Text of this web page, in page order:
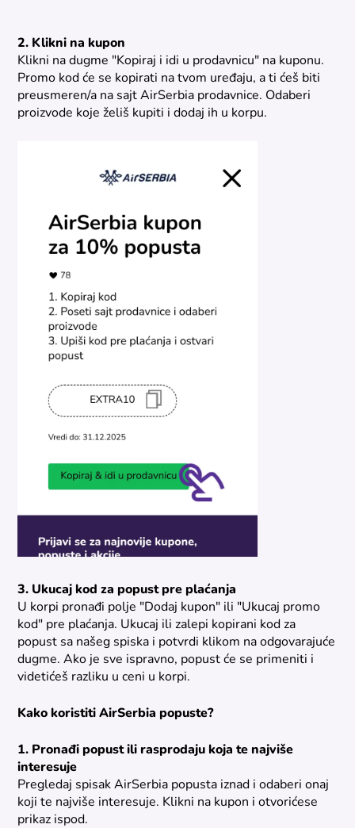
2. Klikni na kupon
Klikni na dugme "Kopiraj i idi u prodavnicu" na kuponu.
Promo kod će se kopirati na tvom uređaju, a ti ćeš biti
preusmeren/a na sajt AirSerbia prodavnice. Odaberi
proizvode koje želiš kupiti i dodaj ih u korpu.
3. Ukucaj kod za popust pre plaćanja
U korpi pronađi polje "Dodaj kupon" ili "Ukucaj promo
kod" pre plaćanja. Ukucaj ili zalepi kopirani kod za
popust sa našeg spiska i potvrdi klikom na odgovarajuće
dugme. Ako je sve ispravno, popust će se primeniti i
videtićeš razliku u ceni u korpi.
Kako koristiti AirSerbia popuste?
1. Pronađi popust ili rasprodaju koja te najviše
interesuje
Pregledaj spisak AirSerbia popusta iznad i odaberi onaj
koji te najviše interesuje. Klikni na kupon i otvorićese
prikaz ispod.